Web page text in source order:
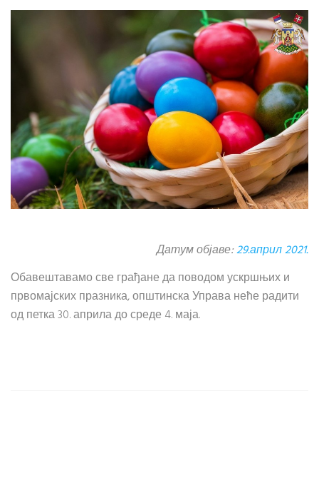
Датум објаве:29.април 2021.
Обавештавамо све грађане да поводом ускршњих и
првомајских празника, општинска Управа неће радити
од петка 30. априла до среде 4. маја.